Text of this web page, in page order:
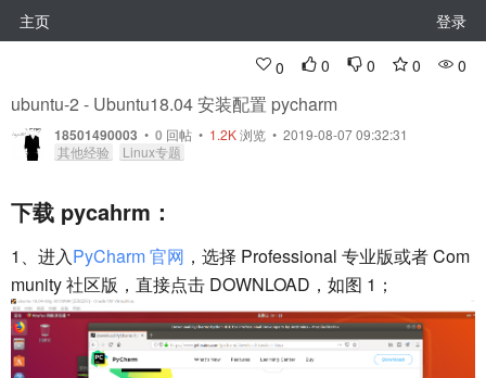
主页 登录
0 0 0 0 0
ubuntu-2 - Ubuntu18.04 安装配置 pycharm
18501490003 • 0 回帖 • 1.2K浏览 • 2019-08-07 09:32:31
其他经验
Linux专题
下载 pycahrm：
1、进入PyCharm 官网 ，选择 Professional 专业版或者 Com
munity 社区版，直接点击 DOWNLOAD，如图 1；